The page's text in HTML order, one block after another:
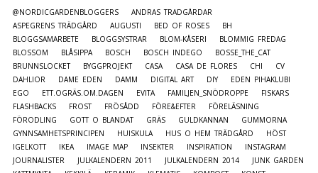
@NORDICGARDENBLOGGERS
ANDRAS TRÄDGÅRDAR
ASPEGRENS TRÄDGÅRD
AUGUSTI BED OF ROSES
BH
BLOGGSAMARBETE
BLOGGSYSTRAR BLOM-KÅSERI
BLOMMIG FREDAG
BLOSSOM
BLÅSIPPA BOSCH BOSCH INDEGO
BOSSE_THE_CAT
BRUNNSLOCKET
BYGGPROJEKT CASA CASA DE FLORES CHI
CV
DAHLIOR
DAME EDEN DAMM DIGITAL ART DIY
EDEN PIHAKLUBI
EGO
ETT.OGRÄS.OM.DAGEN EVITA FAMILJEN_SNÖDROPPE
FISKARS
FLASHBACKS
FROST FRÖSÅDD FÖRE&EFTER
FÖRELÄSNING
FÖRODLING
GOTT O BLANDAT GRÄS GULDKANNAN
GUMMORNA
GYNNSAMHETSPRINCIPEN
HUISKULA HUS O HEM TRÄDGÅRD
HÖST
IGELKOTT
IKEA IMAGE MAP INSEKTER INSPIRATION
INSTAGRAM
JOURNALISTER
JULKALENDERN 2011 JULKALENDERN 2014
JUNK GARDEN